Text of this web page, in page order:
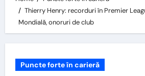
Thierry Henry: recorduri în Premier
Mondială, onoruri de club
Puncte forte în carieră